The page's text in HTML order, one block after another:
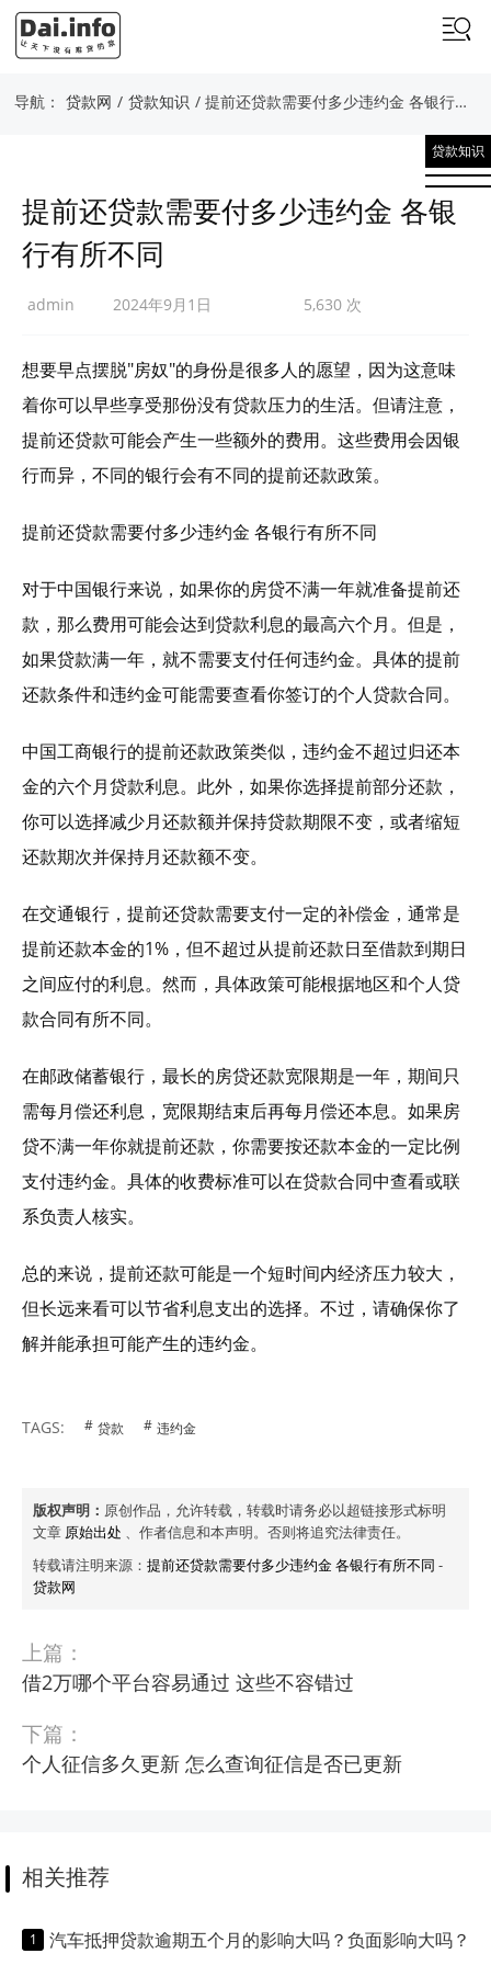
导航： 贷款网 / 贷款知识 / 提前还贷款需要付多少违约金 各银行有所不同
贷款知识
提前还贷款需要付多少违约金 各银
行有所不同
admin 2024年9月1日 5,630 次
想要早点摆脱"房奴"的身份是很多人的愿望，因为这意味
着你可以早些享受那份没有贷款压力的生活。但请注意，
提前还贷款可能会产生一些额外的费用。这些费用会因银
行而异，不同的银行会有不同的提前还款政策。
提前还贷款需要付多少违约金 各银行有所不同
对于中国银行来说，如果你的房贷不满一年就准备提前还
款，那么费用可能会达到贷款利息的最高六个月。但是，
如果贷款满一年，就不需要支付任何违约金。具体的提前
还款条件和违约金可能需要查看你签订的个人贷款合同。
中国工商银行的提前还款政策类似，违约金不超过归还本
金的六个月贷款利息。此外，如果你选择提前部分还款，
你可以选择减少月还款额并保持贷款期限不变，或者缩短
还款期次并保持月还款额不变。
在交通银行，提前还贷款需要支付一定的补偿金，通常是
提前还款本金的1%，但不超过从提前还款日至借款到期日
之间应付的利息。然而，具体政策可能根据地区和个人贷
款合同有所不同。
在邮政储蓄银行，最长的房贷还款宽限期是一年，期间只
需每月偿还利息，宽限期结束后再每月偿还本息。如果房
贷不满一年你就提前还款，你需要按还款本金的一定比例
支付违约金。具体的收费标准可以在贷款合同中查看或联
系负责人核实。
总的来说，提前还款可能是一个短时间内经济压力较大，
但长远来看可以节省利息支出的选择。不过，请确保你了
解并能承担可能产生的违约金。
TAGS: 贷款 违约金
版权声明： 原创作品，允许转载，转载时请务必以超链接形式标明
文章 原始出处 、作者信息和本声明。否则将追究法律责任。
转载请注明来源： 提前还贷款需要付多少违约金 各银行有所不同 -
贷款网
上篇：
借2万哪个平台容易通过 这些不容错过
下篇：
个人征信多久更新 怎么查询征信是否已更新
相关推荐
汽车抵押贷款逾期五个月的影响大吗？负面影响大吗？